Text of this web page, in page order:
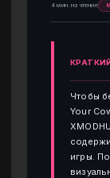
4 мин. на чтение
Чтобы
Your
игры.